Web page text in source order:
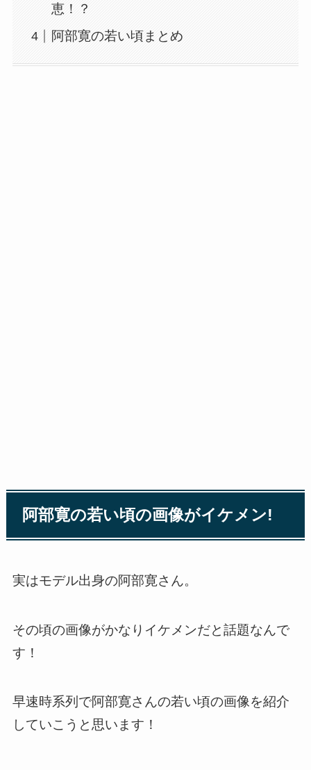
恵！？
阿部寛の若い頃まとめ
阿部寛の若い頃の画像がイケメン!
実はモデル出身の阿部寛さん。
その頃の画像がかなりイケメンだと話題なんで
す！
早速時系列で阿部寛さんの若い頃の画像を紹介
していこうと思います！